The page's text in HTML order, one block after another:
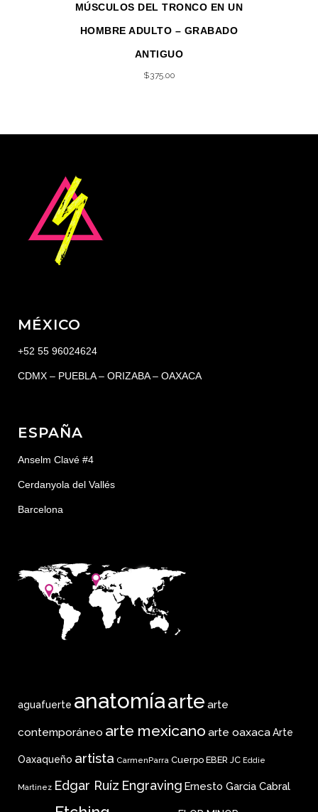
MÚSCULOS DEL TRONCO EN UN
HOMBRE ADULTO – GRABADO
ANTIGUO
$375.00
MÉXICO
+52 55 96024624
CDMX – PUEBLA – ORIZABA – OAXACA
ESPAÑA
Anselm Clavé #4
Cerdanyola del Vallés
Barcelona
aguafuerte anatomíaarte arte
contemporáneo arte mexicano arte oaxacaArte
Oaxaqueño artista CarmenParra Cuerpo EBER JC Eddie
Martinez Edgar Ruíz Engraving Ernesto Garcia Cabral